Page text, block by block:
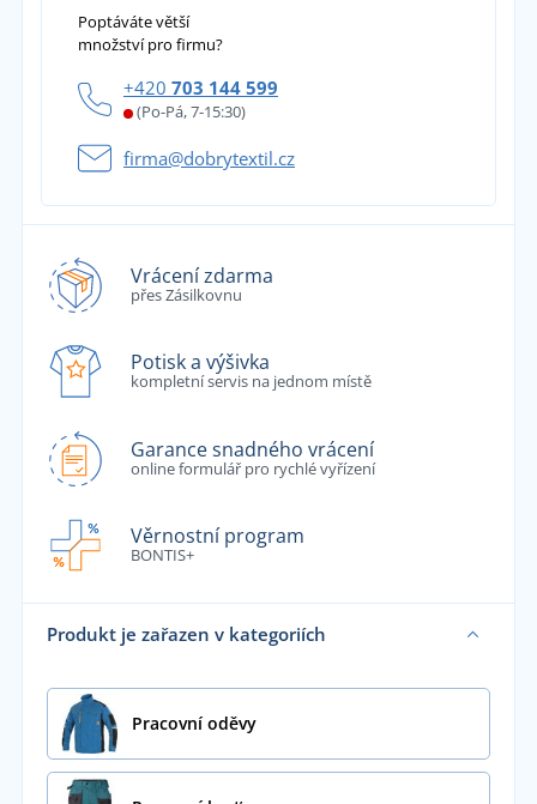
Poptáváte větší
množství pro firmu?
+420 703 144 599
(Po-Pá, 7-15:30)
firma@dobrytextil.cz
Vrácení zdarma
přes Zásilkovnu
Potisk a výšivka
kompletní servis na jednom místě
Garance snadného vrácení
online formulář pro rychlé vyřízení
Věrnostní program
BONTIS+
Produkt je zařazen v kategoriích
Pracovní oděvy